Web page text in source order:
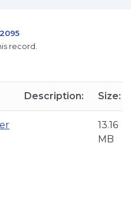
record.
Description: Size:
13.16
MB